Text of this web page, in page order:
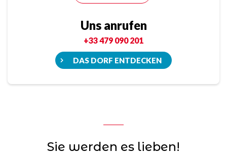
Uns anrufen
+33 479 090 201
DAS DORF ENTDECKEN
Sie werden es lieben!